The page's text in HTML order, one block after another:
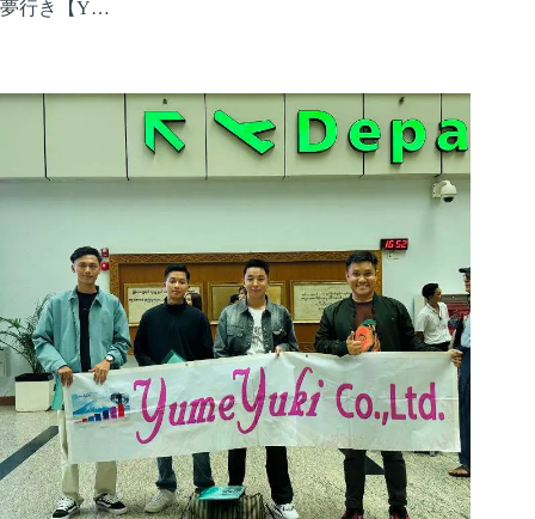
夢行き【Y…